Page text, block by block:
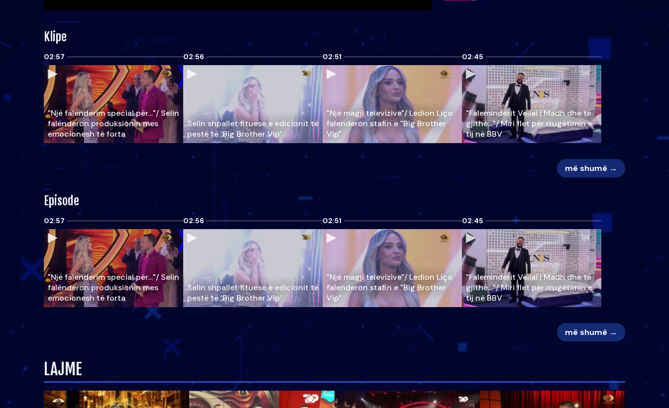
Klipe
02:57
"Një falenderim special për…"/ Selin
falënderon produksionin mes
emocionesh të forta
02:56
Selin shpallet fituese e edicionit të
pestë të ‘Big Brother Vip’
02:51
"Një magji televizive"/ Ledion Liço
falenderon stafin e "Big Brother
Vip"
02:45
"Faleminderit Vëllai i Madh dhe të
gjithë…"/ Miri flet për rrugëtimin e
tij në BBV
më shumë →
Episode
02:57
"Një falenderim special për…"/ Selin
falënderon produksionin mes
emocionesh të forta
02:56
Selin shpallet fituese e edicionit të
pestë të ‘Big Brother Vip’
02:51
"Një magji televizive"/ Ledion Liço
falenderon stafin e "Big Brother
Vip"
02:45
"Faleminderit Vëllai i Madh dhe të
gjithë…"/ Miri flet për rrugëtimin e
tij në BBV
më shumë →
LAJME